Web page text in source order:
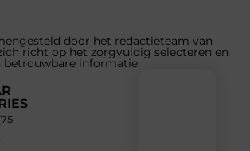
door het redactieteam van
richt op het zorgvuldig selecteren en
betrouwbare informatie.